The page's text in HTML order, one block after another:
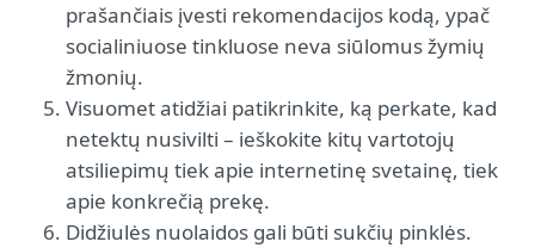
prašančiais įvesti rekomendacijos kodą, ypač
socialiniuose tinkluose neva siūlomus žymių
žmonių.
Visuomet atidžiai patikrinkite, ką perkate, kad
netektų nusivilti – ieškokite kitų vartotojų
atsiliepimų tiek apie internetinę svetainę, tiek
apie konkrečią prekę.
Didžiulės nuolaidos gali būti sukčių pinklės.